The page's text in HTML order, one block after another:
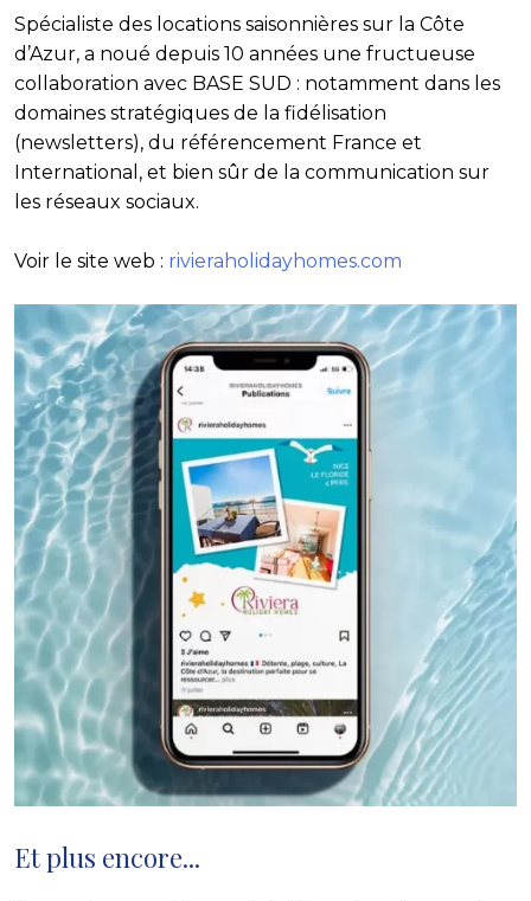
Spécialiste des locations saisonnières sur la Côte
d’Azur, a noué depuis 10 années une fructueuse
collaboration avec BASE SUD : notamment dans les
domaines stratégiques de la fidélisation
(newsletters), du référencement France et
International, et bien sûr de la communication sur
les réseaux sociaux.
Voir le site web : rivieraholidayhomes.com
Et plus encore...